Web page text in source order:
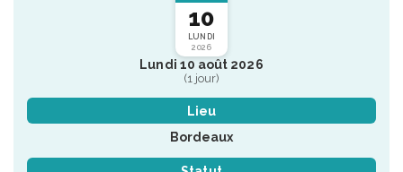
10
LUNDI
2026
Lundi 10 août 2026
(1 jour)
Lieu
Bordeaux